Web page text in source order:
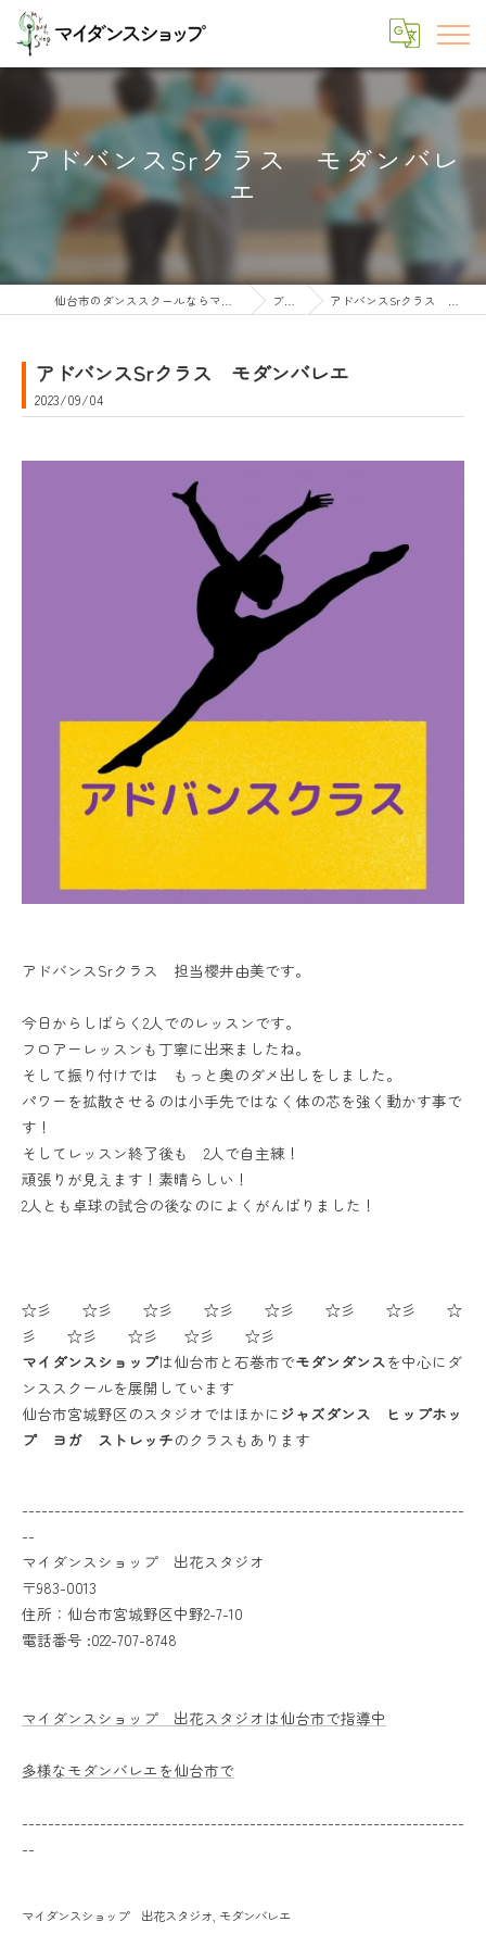
アドバンスSrクラス モダンバレ
エ
仙台市のダンススクールならマイダンスショップ ブログ アドバンスSrクラス モダンバレエ
アドバンスSrクラス モダンバレエ
2023/09/04
アドバンスSrクラス 担当櫻井由美です。
今日からしばらく2人でのレッスンです。
フロアーレッスンも丁寧に出来ましたね。
そして振り付けでは もっと奥のダメ出しをしました。
パワーを拡散させるのは小手先ではなく体の芯を強く動かす事で
す！
そしてレッスン終了後も 2人で自主練！
頑張りが見えます！素晴らしい！
2人とも卓球の試合の後なのによくがんばりました！
☆彡 ☆彡 ☆彡 ☆彡 ☆彡 ☆彡 ☆彡 ☆
彡 ☆彡 ☆彡 ☆彡 ☆彡
マイダンスショップは仙台市と石巻市でモダンダンスを中心にダ
ンススクールを展開しています
仙台市宮城野区のスタジオではほかに ジャズダンス ヒップホッ
プ ヨガ ストレッチのクラスもあります
--------------------------------------------------------------------
--
マイダンスショップ 出花スタジオ
〒983-0013
住所：仙台市宮城野区中野2-7-10
電話番号 :022-707-8748
マイダンスショップ 出花スタジオは仙台市で指導中
多様なモダンバレエを仙台市で
--------------------------------------------------------------------
--
マイダンスショップ 出花スタジオ モダンバレエ